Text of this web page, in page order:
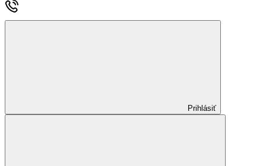
Prihlásiť